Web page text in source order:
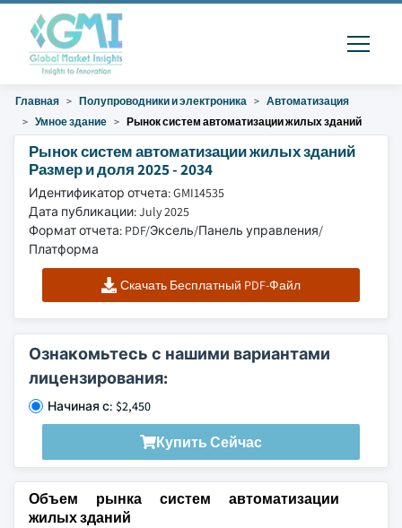
Главная Полупроводники и электроника
Автоматизация
Умное здание
Рынок систем автоматизации жилых зданий
Рынок систем автоматизации жилых зданий
Размер и доля 2025 - 2034
Идентификатор отчета: GMI14535
Дата публикации: July 2025
Формат отчета: PDF/Эксель/Панель управления/
Платформа
Скачать Бесплатный PDF-Файл
Ознакомьтесь с нашими вариантами
лицензирования:
Начиная с: $2,450
Купить Сейчас
Объем рынка систем автоматизации
жилых зданий